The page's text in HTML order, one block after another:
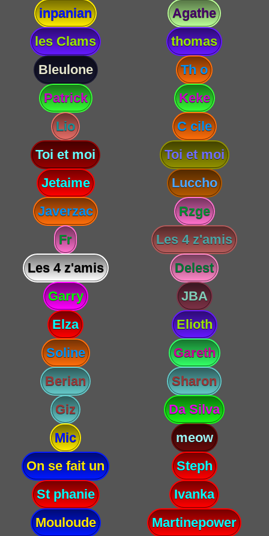
inpanian
Agathe
les Clams
thomas
Bleulone
Th o
Patrick
Keke
Lio
C cile
Toi et moi
Toi et moi
Jetaime
Luccho
Javerzac
Rzge
Fr
Les 4 z'amis
Les 4 z'amis
Delest
Garry
JBA
Elza
Elioth
Soline
Gareth
Berian
Sharon
Giz
Da Silva
Mic
meow
On se fait un
Steph
St phanie
Ivanka
Mouloude
Martinepower